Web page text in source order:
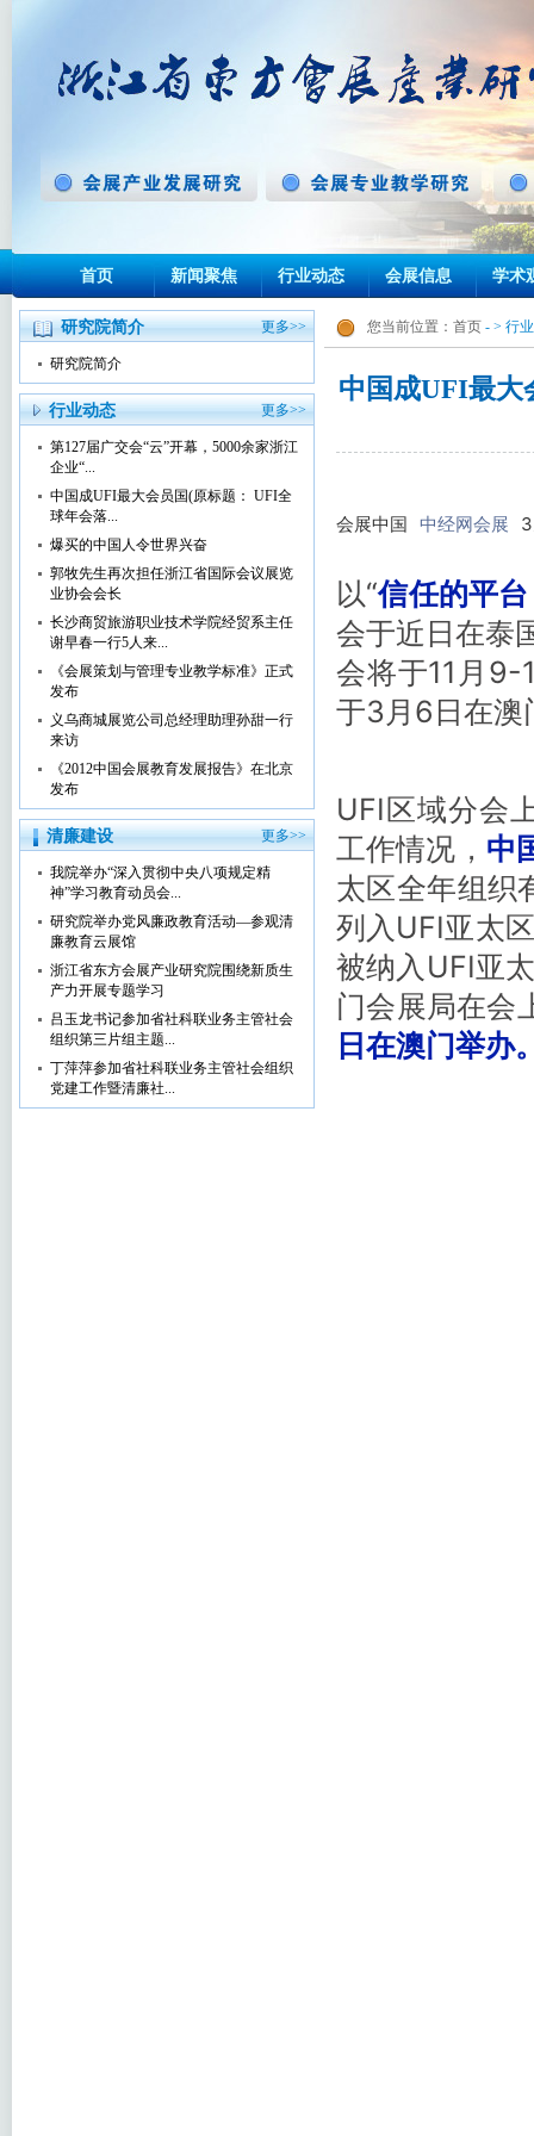
首页 新闻聚焦 行业动态 会展信息 学术
研究院简介 更多>>
研究院简介
行业动态 更多>>
第127届广交会“云”开幕，5000余家浙江
企业“...
中国成UFI最大会员国(原标题： UFI全
球年会落...
爆买的中国人令世界兴奋
郭牧先生再次担任浙江省国际会议展览
业协会会长
长沙商贸旅游职业技术学院经贸系主任
谢早春一行5人来...
《会展策划与管理专业教学标准》正式
发布
义乌商城展览公司总经理助理孙甜一行
来访
《2012中国会展教育发展报告》在北京
发布
清廉建设 更多>>
我院举办“深入贯彻中央八项规定精
神”学习教育动员会...
研究院举办党风廉政教育活动—参观清
廉教育云展馆
浙江省东方会展产业研究院围绕新质生
产力开展专题学习
吕玉龙书记参加省社科联业务主管社会
组织第三片组主题...
丁萍萍参加省社科联业务主管社会组织
党建工作暨清廉社...
您当前位置： 首页 - > 行
中国成UFI最大
会展中国 中经网会展
以“信任的平
会于近日在泰
会将于11月9-
于3月6日在澳
UFI区域分会
工作情况， 中
太区全年组织
列入UFI亚太
被纳入UFI亚
门会展局在会
日在澳门举办